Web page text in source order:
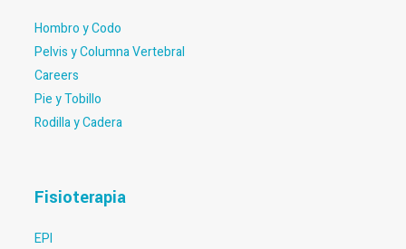
Hombro y Codo
Pelvis y Columna Vertebral
Careers
Pie y Tobillo
Rodilla y Cadera
Fisioterapia
EPI